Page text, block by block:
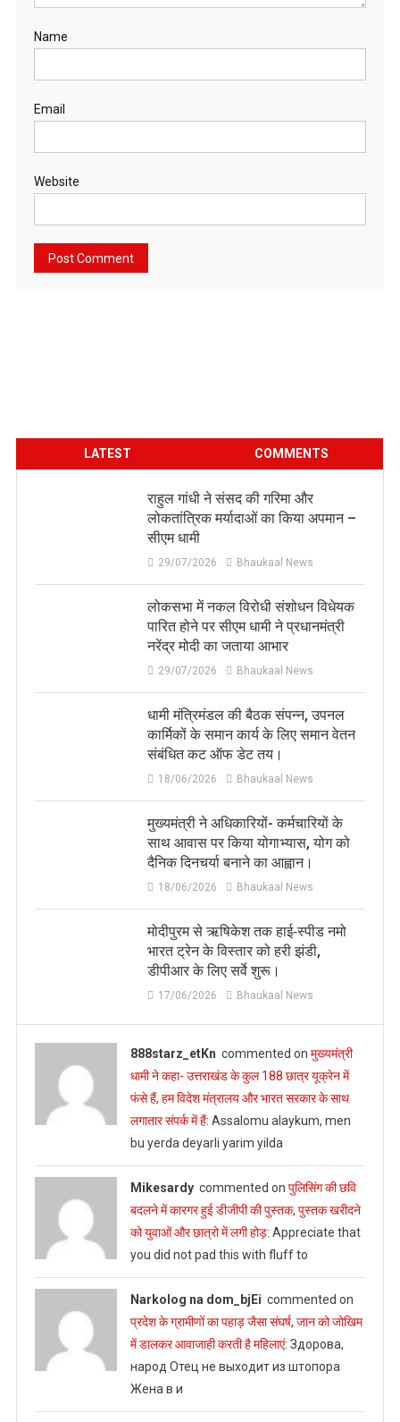
Name
Email
Website
LATEST COMMENTS
राहुल गांधी ने संसद की गरिमा और
लोकतांत्रिक मर्यादाओं का किया अपमान –
सीएम धामी
29/07/2026 Bhaukaal News
लोकसभा में नकल विरोधी संशोधन विधेयक
पारित होने पर सीएम धामी ने प्रधानमंत्री
नरेंद्र मोदी का जताया आभार
29/07/2026 Bhaukaal News
धामी मंत्रिमंडल की बैठक संपन्न, उपनल
कार्मिकों के समान कार्य के लिए समान वेतन
संबंधित कट ऑफ डेट तय।
18/06/2026 Bhaukaal News
मुख्यमंत्री ने अधिकारियों- कर्मचारियों के
साथ आवास पर किया योगाभ्यास, योग को
दैनिक दिनचर्या बनाने का आह्वान।
18/06/2026 Bhaukaal News
मोदीपुरम से ऋषिकेश तक हाई‑स्पीड नमो
भारत ट्रेन के विस्तार को हरी झंडी,
डीपीआर के लिए सर्वे शुरू।
17/06/2026 Bhaukaal News
888starz_etKn commented onमुख्‍यमंत्री
धामी ने कहा- उत्तराखंड के कुल 188 छात्र यूक्रेन में
फंसे हैं, हम विदेश मंत्रालय और भारत सरकार के साथ
लगातार संपर्क में हैं: Assalomu alaykum, men
bu yerda deyarli yarim yilda
Mikesardy commented onपुलिसिंग की छवि
बदलने में कारगर हुई डीजीपी की पुस्तक, पुस्तक खरीदने
को युवाओं और छात्रो में लगी होड़: Appreciate that
you did not pad this with fluff to
Narkolog na dom_bjEi commented on
प्रदेश के ग्रामीणों का पहाड़ जैसा संघर्ष, जान को जोखिम
में डालकर आवाजाही करती है महिलाएं: Здорова,
народ Отец не выходит из штопора
Жена в и